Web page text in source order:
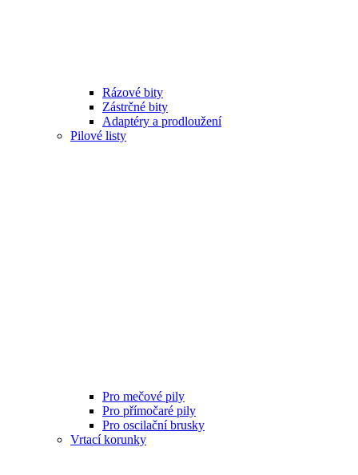
Rázové bity
Zástrčné bity
Adaptéry a prodloužení
Pilové listy
Pro mečové pily
Pro přímočaré pily
Pro oscilační brusky
Vrtací korunky